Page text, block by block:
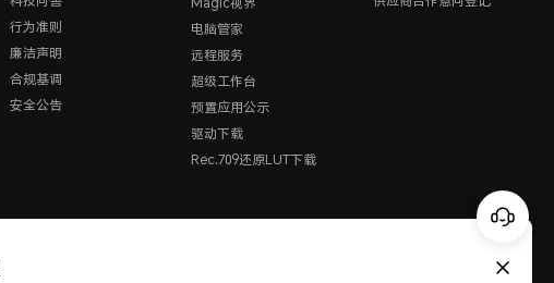
行为准则
廉洁声明
合规基调
安全公告
电脑管家
远程服务
超级工作台
预置应用公示
驱动下载
Rec.709还原LUT下载
(简体中文)